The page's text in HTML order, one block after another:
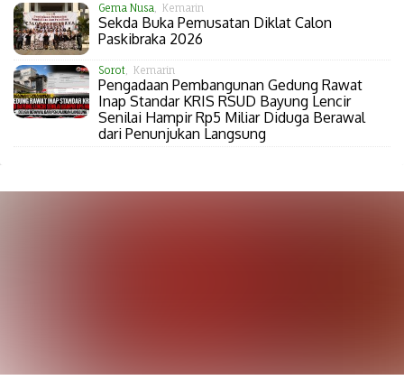
Gema Nusa, Kemarin
Sekda Buka Pemusatan Diklat Calon
Paskibraka 2026
Sorot, Kemarin
Pengadaan Pembangunan Gedung Rawat
Inap Standar KRIS RSUD Bayung Lencir
Senilai Hampir Rp5 Miliar Diduga Berawal
dari Penunjukan Langsung